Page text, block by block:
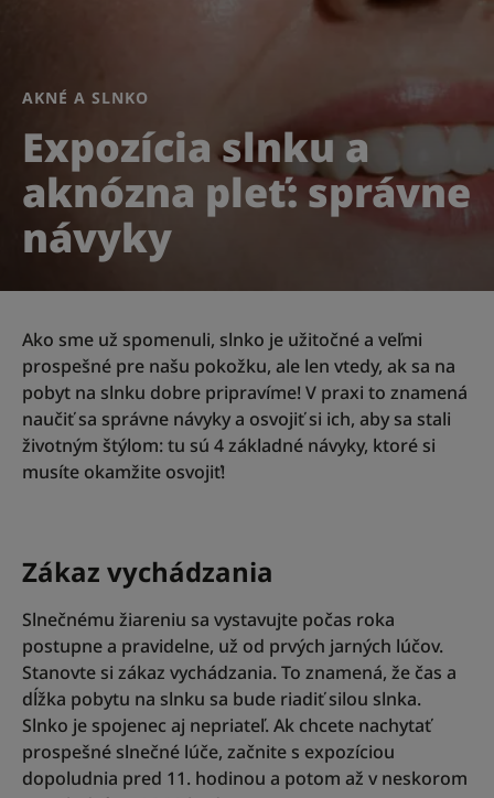
AKNÉ A SLNKO
Expozícia slnku a
aknózna pleť: správne
návyky
Ako sme už spomenuli, slnko je užitočné a veľmi
prospešné pre našu pokožku, ale len vtedy, ak sa na
pobyt na slnku dobre pripravíme! V praxi to znamená
naučiť sa správne návyky a osvojiť si ich, aby sa stali
životným štýlom: tu sú 4 základné návyky, ktoré si
musíte okamžite osvojiť!
Zákaz vychádzania
Slnečnému žiareniu sa vystavujte počas roka
postupne a pravidelne, už od prvých jarných lúčov.
Stanovte si zákaz vychádzania. To znamená, že čas a
dĺžka pobytu na slnku sa bude riadiť silou slnka.
Slnko je spojenec aj nepriateľ. Ak chcete nachytať
prospešné slnečné lúče, začnite s expozíciou
dopoludnia pred 11. hodinou a potom až v neskorom